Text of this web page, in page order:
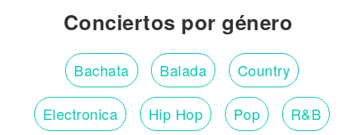
Conciertos por género
Bachata Balada Country
Electronica Hip Hop Pop R&B